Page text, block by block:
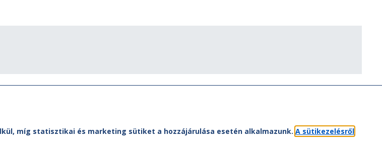
míg statisztikai és marketing sütiket a hozzájárulása esetén alkalmazunk. A sütikezelésről